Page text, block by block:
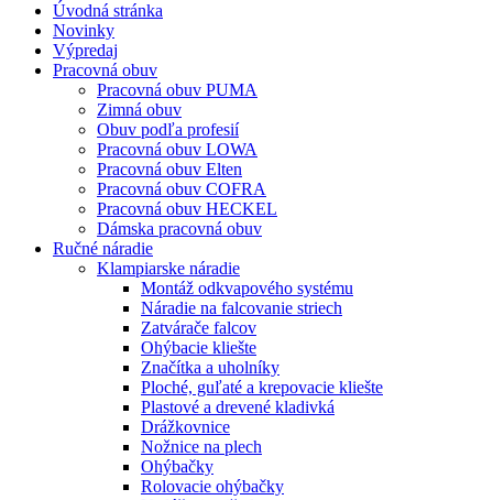
Úvodná stránka
Novinky
Výpredaj
Pracovná obuv
Pracovná obuv PUMA
Zimná obuv
Obuv podľa profesií
Pracovná obuv LOWA
Pracovná obuv Elten
Pracovná obuv COFRA
Pracovná obuv HECKEL
Dámska pracovná obuv
Ručné náradie
Klampiarske náradie
Montáž odkvapového systému
Náradie na falcovanie striech
Zatvárače falcov
Ohýbacie kliešte
Značítka a uholníky
Ploché, guľaté a krepovacie kliešte
Plastové a drevené kladivká
Drážkovnice
Nožnice na plech
Ohýbačky
Rolovacie ohýbačky